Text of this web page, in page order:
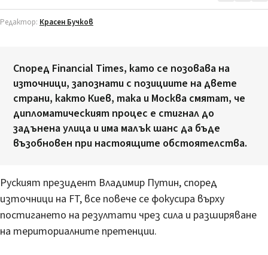
Редактор: Красен Бучков
Според Financial Times, като се позовава на
източници, запознати с позициите на двете
страни, както Киев, така и Москва смятат, че
дипломатическият процес е стигнал до
задънена улица и има малък шанс да бъде
възобновен при настоящите обстоятелства.
Руският президент Владимир Путин, според
източници на FT, все повече се фокусира върху
постигането на резултати чрез сила и разширяване
на териториалните претенции.